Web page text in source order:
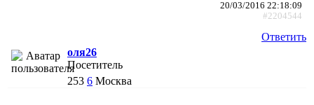
20/03/2016 22:18:09
#2204544
Ответить
оля26
Посетитель
253 6 Москва